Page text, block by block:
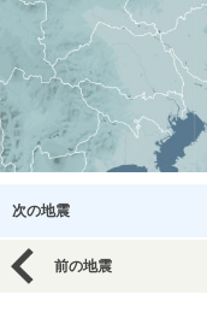
次の地震
前の地震